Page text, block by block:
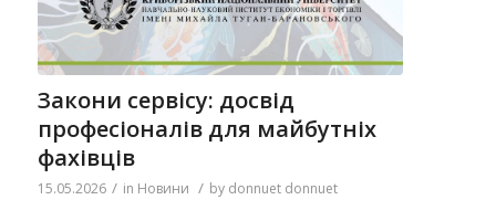
Закони сервісу: досвід
професіоналів для майбутніх
фахівців
15.05.2026 / in Новини / by donnuet donnuet